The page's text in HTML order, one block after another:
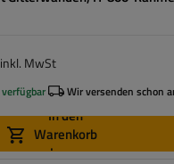
inkl. MwSt
Wir versenden schon
In den
Warenkorb
legen